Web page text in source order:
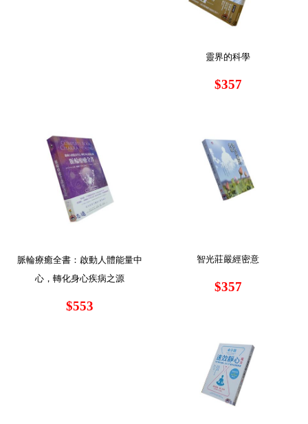
靈界的科學
$357
脈輪療癒全書：啟動人體能量中
心，轉化身心疾病之源
$553
智光莊嚴經密意
$357